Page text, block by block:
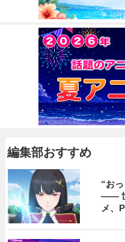
編集部おすすめ
“お
――
メ、